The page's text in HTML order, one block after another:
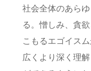
社会全体のあら
る。憎しみ、貪
こもるエゴイス
広くより深く理